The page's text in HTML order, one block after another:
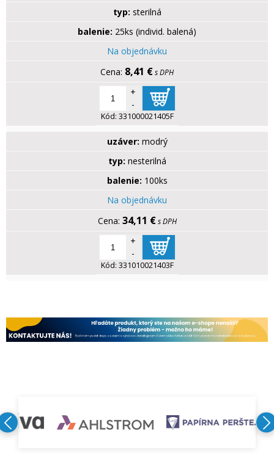
typ: sterilná
balenie: 25ks (individ. balená)
Na objednávku
8,41 €s DPH
+
-
Kód: 331000021405F
uzáver: modrý
typ: nesterilná
balenie: 100ks
Na objednávku
34,11 € s DPH
+
-
Kód: 331010021403F